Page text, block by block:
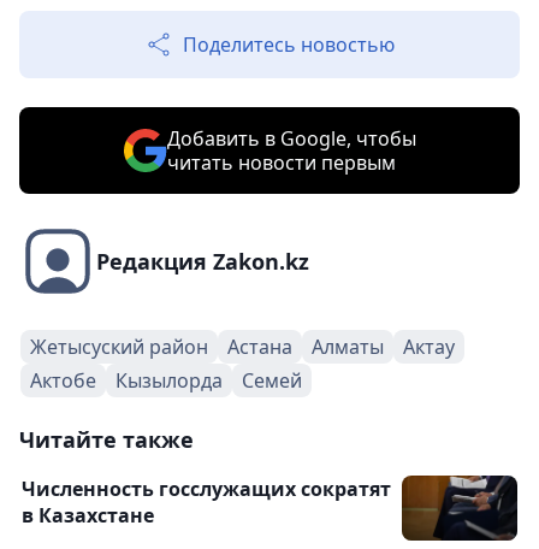
Поделитесь новостью
Добавить в Google, чтобы
читать новости первым
Редакция Zakon.kz
Жетысуский район Астана Алматы
Актау
Актобе
Кызылорда Семей
Читайте также
Численность госслужащих сократят
в Казахстане